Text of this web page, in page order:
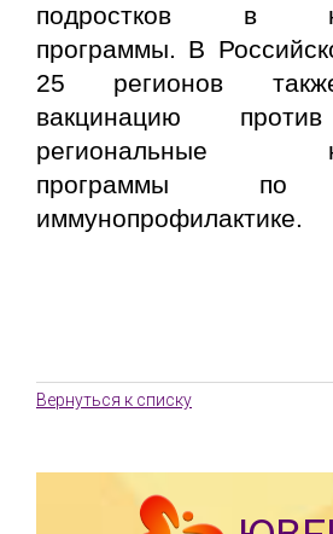
подростков в
программы. В
25 регионов
вакцинацию
региональные
программы по
иммунопрофилактике.
Вернуться к списку